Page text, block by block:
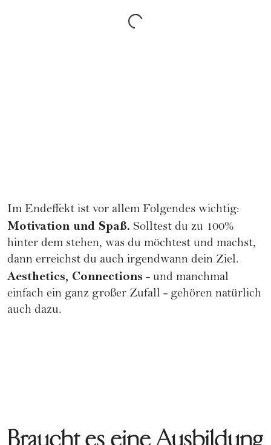
Im Endeffekt ist vor allem Folgendes wichtig:
Motivation und Spaß. Solltest du zu 100%
hinter dem stehen, was du möchtest und machst,
dann erreichst du auch irgendwann dein Ziel.
Aesthetics, Connections - und manchmal
einfach ein ganz großer Zufall - gehören natürlich
auch dazu.
Braucht es eine Ausbildung